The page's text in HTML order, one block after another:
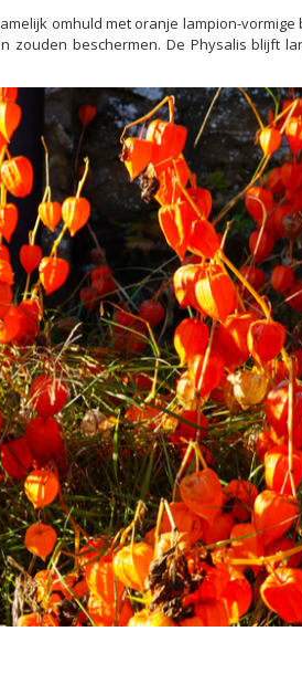
omhuld met oranje lampion-
beschermen. De Physalis blijft